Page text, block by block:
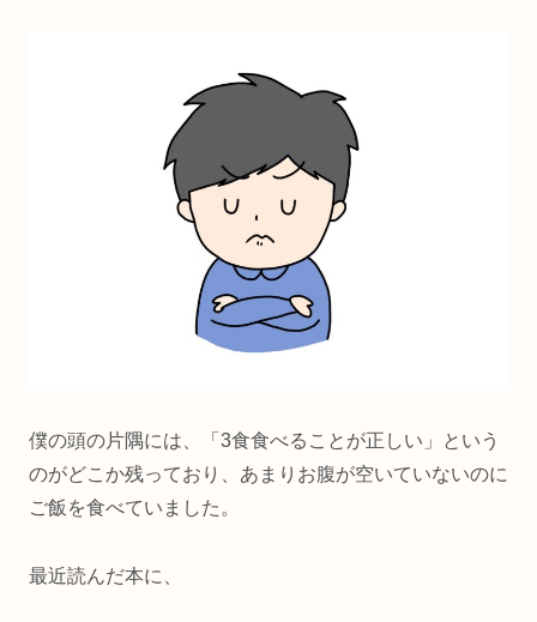
僕の頭の片隅には、「3食食べることが正しい」という
のがどこか残っており、あまりお腹が空いていないのに
ご飯を食べていました。
最近読んだ本に、